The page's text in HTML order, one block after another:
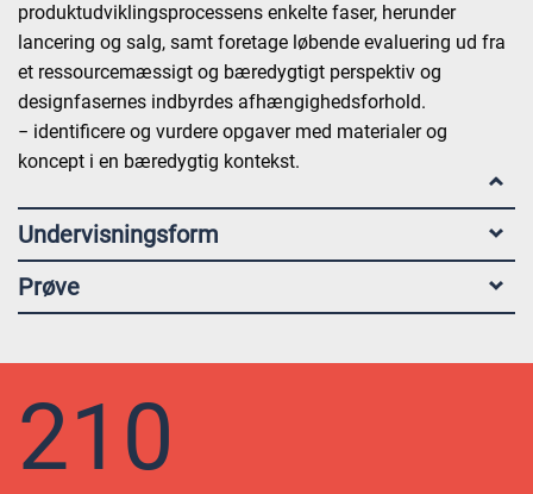
produktudviklingsprocessens enkelte faser, herunder
lancering og salg, samt foretage løbende evaluering ud fra
et ressourcemæssigt og bæredygtigt perspektiv og
designfasernes indbyrdes afhængighedsforhold.
− identificere og vurdere opgaver med materialer og
koncept i en bæredygtig kontekst.
Undervisningsform
Prøve
210